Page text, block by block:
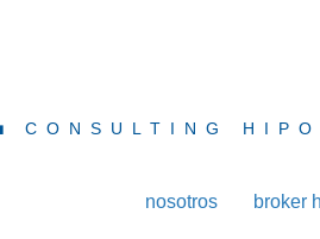
CONSULTING
nosotros broker